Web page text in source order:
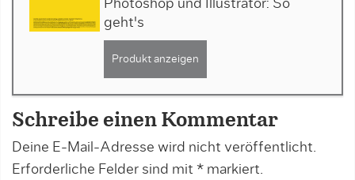
Photoshop und Illustrator: So
geht's
Produkt anzeigen
Schreibe einen Kommentar
Deine E-Mail-Adresse wird nicht veröffentlicht.
Erforderliche Felder sind mit * markiert.